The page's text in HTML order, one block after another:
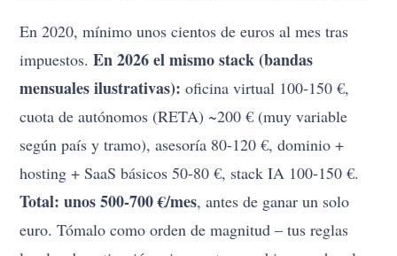
En 2020, mínimo unos cientos de euros al mes tras
impuestos.En 2026 el mismo stack (bandas
mensuales ilustrativas): oficina virtual 100-150 €,
cuota de autónomos (RETA) ~200 € (muy variable
según país y tramo), asesoría 80-120 €, dominio +
hosting + SaaS básicos 50-80 €, stack IA 100-150 €.
Total: unos 500-700 €/mes, antes de ganar un solo
euro. Tómalo como orden de magnitud – tus reglas